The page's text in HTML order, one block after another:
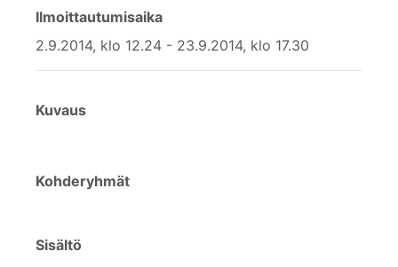
Ilmoittautumisaika
2.9.2014, klo 12.24 - 23.9.2014, klo 17.30
Kuvaus
Kohderyhmät
Sisältö